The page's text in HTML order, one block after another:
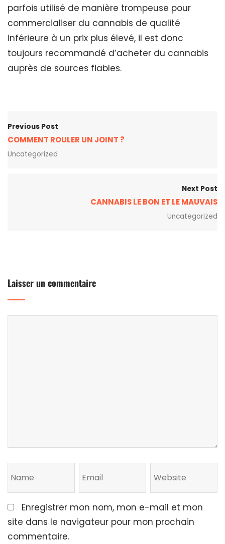
parfois utilisé de manière trompeuse pour
commercialiser du cannabis de qualité
inférieure à un prix plus élevé, il est donc
toujours recommandé d’acheter du cannabis
auprès de sources fiables.
Previous Post
COMMENT ROULER UN JOINT ?
Uncategorized
Next Post
CANNABIS LE BON ET LE MAUVAIS
Uncategorized
Laisser un commentaire
Enregistrer mon nom, mon e-mail et mon
site dans le navigateur pour mon prochain
commentaire.